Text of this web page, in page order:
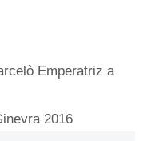
Emperatriz a
2016